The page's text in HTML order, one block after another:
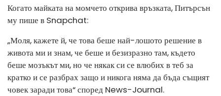
Когато майката на момчето открива връзката, Питърсън
му пише в Snapchat:
„Моля, кажете й, че това беше най-лошото решение в
живота ми и знам, че беше и безизразно там, където
беше мозъкът ми, но че някак си се влюбих в теб за
кратко и се разбрах защо и никога няма да бъда същият
човек заради това“ според News-Journal.